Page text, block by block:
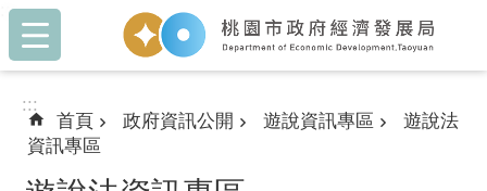
跳到主要內容區塊
:::
:::
首頁 政府資訊公開 遊說資訊專區
遊說法
資訊專區